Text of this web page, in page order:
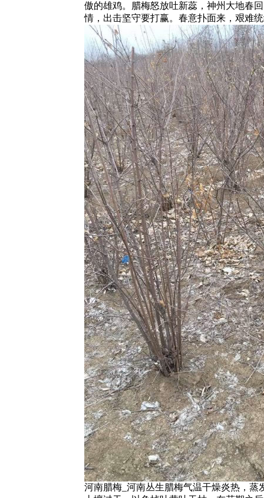
傲的雄鸡。腊梅怒放吐新蕊，神州大地春
情，出击坚守要打赢。春意扑面来，艰难
河南腊梅_河南丛生腊梅气温干燥炎热，